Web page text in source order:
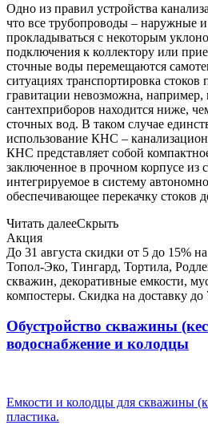
Одно из правил устройства
что все трубопроводы – наружные
прокладываться с некоторым
подключения к коллектору или
сточные воды перемещаются
ситуациях транспортировка
гравитации невозможна, например,
сантехприборов находится ниже,
сточных вод. В таком случае
использование КНС –
КНС представляет собой
заключенное в прочном корпусе из
интегрируемое в систему
обеспечивающее перекачку стоков
Читать далееСкрыть
Акция
До 31 августа скидки от 5 до 15%
Топол-Эко, Тингард, Тортила,
скважин, декоративные емкости,
компостеры. Скидка на доставку до
Обустройство скважины
водоснабжение и колодцы
Емкости и колодцы для скважины
пластика.